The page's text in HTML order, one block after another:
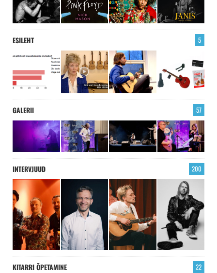
ESILEHT 5
GALERII 57
INTERVJUUD 200
KITARRI ÕPETAMINE 22